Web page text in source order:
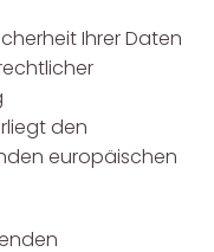
Ihrer Daten
den
europäischen